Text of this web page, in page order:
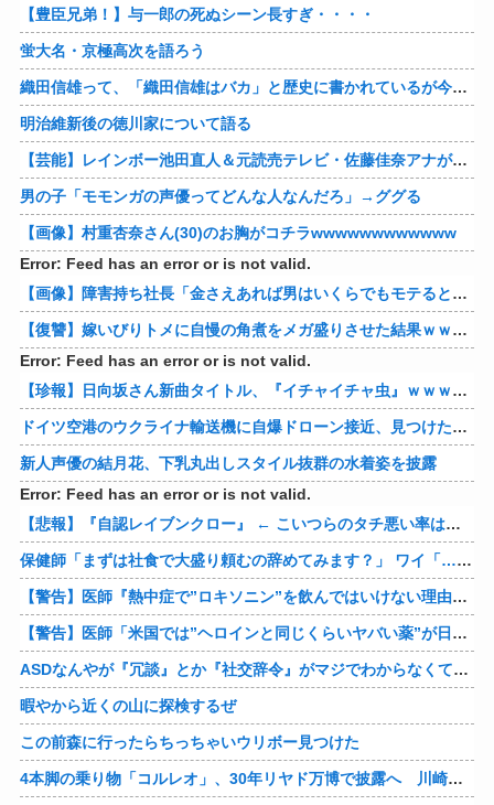
【豊臣兄弟！】与一郎の死ぬシーン長すぎ・・・・
蛍大名・京極高次を語ろう
織田信雄って、「織田信雄はバカ」と歴史に書かれているが今まで家が残っているんでバカではないよな？
明治維新後の徳川家について語る
【芸能】レインボー池田直人＆元読売テレビ・佐藤佳奈アナが結婚
男の子「モモンガの声優ってどんな人なんだろ」→ググる
【画像】村重杏奈さん(30)のお胸がコチラwwwwwwwwwwww
Error: Feed has an error or is not valid.
【画像】障害持ち社長「金さえあれば男はいくらでもモテるという事を証明してる」
【復讐】嫁いびりトメに自慢の角煮をメガ盛りさせた結果ｗｗｗｗ 他
Error: Feed has an error or is not valid.
【珍報】日向坂さん新曲タイトル、『イチャイチャ虫』ｗｗｗ★2
ドイツ空港のウクライナ輸送機に自爆ドローン接近、見つけた空港職員が蹴り落とす…高性能プラスチック爆弾搭載！
新人声優の結月花、下乳丸出しスタイル抜群の水着姿を披露
Error: Feed has an error or is not valid.
【悲報】『自認レイブンクロー』 ← こいつらのタチ悪い率は異常
保健師「まずは社食で大盛り頼むの辞めてみます？」 ワイ「…食っちゃいけないものを売ってるのか？」
【警告】医師『熱中症で”ロキソニン”を飲んではいけない理由がこれ』
【警告】医師「米国では”ヘロインと同じくらいヤバい薬”が日本では平気で処方されてる」
ASDなんやが『冗談』とか『社交辞令』がマジでわからなくて怖い
暇やから近くの山に探検するぜ
この前森に行ったらちっちゃいウリボー見つけた
4本脚の乗り物「コルレオ」、30年リヤド万博で披露へ 川崎重工が35年発売目指す